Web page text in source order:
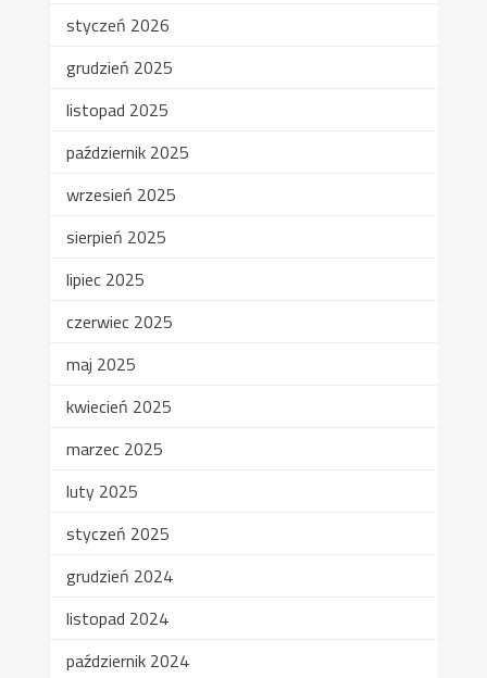
styczeń 2026
grudzień 2025
listopad 2025
październik 2025
wrzesień 2025
sierpień 2025
lipiec 2025
czerwiec 2025
maj 2025
kwiecień 2025
marzec 2025
luty 2025
styczeń 2025
grudzień 2024
listopad 2024
październik 2024